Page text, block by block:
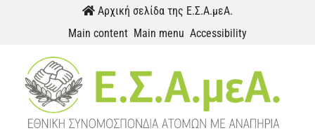
Αρχική σελίδα της Ε.Σ.Α.μεΑ.
Main content Main menu Accessibility